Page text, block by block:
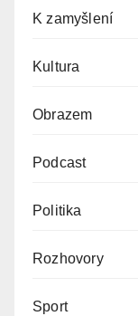
K zamyšlení
Kultura
Obrazem
Podcast
Politika
Rozhovory
Sport